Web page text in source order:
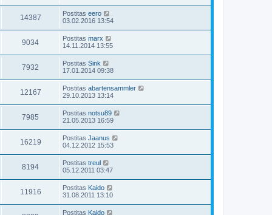
14387 Postitas eero
03.02.2016 13:54
9034 Postitas marx
14.11.2014 13:55
7932 Postitas Sink
17.01.2014 09:38
12167 Postitas abartensammler
29.10.2013 13:14
7985 Postitas notsu89
21.05.2013 16:59
16219 Postitas Jaanus
04.12.2012 15:53
8194 Postitas treul
05.12.2011 03:47
11916 Postitas Kaido
31.08.2011 13:10
Postitas Kaido